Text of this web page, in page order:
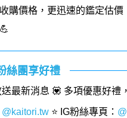
購價格，更迅速的鑑定估
絲團享好禮
最新消息 💟 多項優惠好禮
@kaitori.tw ⭐️ IG粉絲專頁 ：